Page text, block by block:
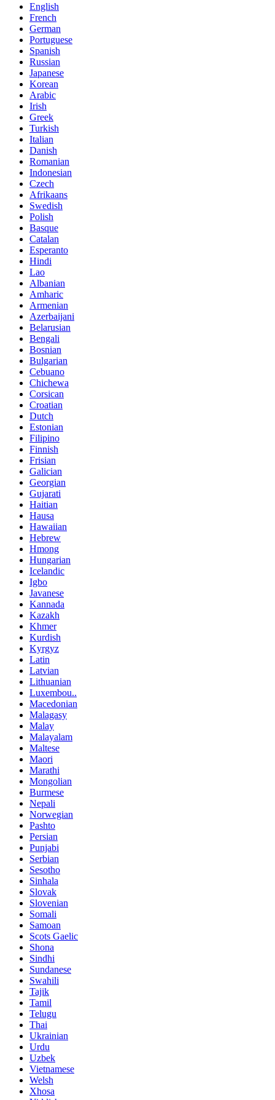
English
French
German
Portuguese
Spanish
Russian
Japanese
Korean
Arabic
Irish
Greek
Turkish
Italian
Danish
Romanian
Indonesian
Czech
Afrikaans
Swedish
Polish
Basque
Catalan
Esperanto
Hindi
Lao
Albanian
Amharic
Armenian
Azerbaijani
Belarusian
Bengali
Bosnian
Bulgarian
Cebuano
Chichewa
Corsican
Croatian
Dutch
Estonian
Filipino
Finnish
Frisian
Galician
Georgian
Gujarati
Haitian
Hausa
Hawaiian
Hebrew
Hmong
Hungarian
Icelandic
Igbo
Javanese
Kannada
Kazakh
Khmer
Kurdish
Kyrgyz
Latin
Latvian
Lithuanian
Luxembou..
Macedonian
Malagasy
Malay
Malayalam
Maltese
Maori
Marathi
Mongolian
Burmese
Nepali
Norwegian
Pashto
Persian
Punjabi
Serbian
Sesotho
Sinhala
Slovak
Slovenian
Somali
Samoan
Scots Gaelic
Shona
Sindhi
Sundanese
Swahili
Tajik
Tamil
Telugu
Thai
Ukrainian
Urdu
Uzbek
Vietnamese
Welsh
Xhosa